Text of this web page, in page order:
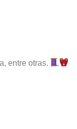
entre otras.